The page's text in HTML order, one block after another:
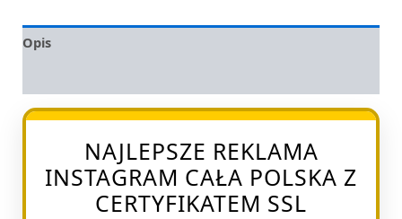
Opis
NAJLEPSZE REKLAMA
INSTAGRAM CAŁA POLSKA Z
CERTYFIKATEM SSL